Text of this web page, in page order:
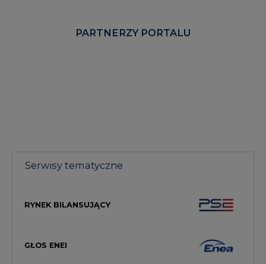
PARTNERZY PORTALU
Serwisy tematyczne
RYNEK BILANSUJĄCY
GŁOS ENEI